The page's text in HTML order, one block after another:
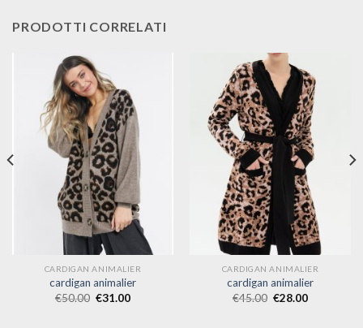
PRODOTTI CORRELATI
CARDIGAN ANIMALIER
cardigan animalier
€50.00 €31.00
CARDIGAN ANIMALIER
cardigan animalier
€45.00 €28.00